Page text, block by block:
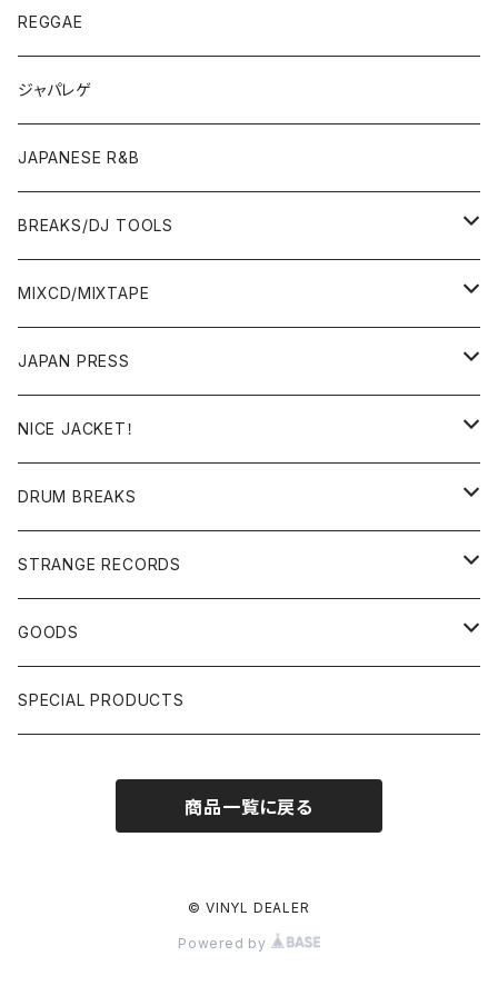
JAPANESE
OTHERS
7"/12"
JAPANESE
OTHERS
REGGAE
ジャパレゲ
JAPANESE R&B
BREAKS/DJ TOOLS
BREAKS/MEGAMIX/CUT UP
RE-EDIT/DJ TOOLS
MIXCD/MIXTAPE
MIXCD
日本語ラップ
JAPANESE DJ
MIXTAPE
JAPAN PRESS
LP(+ OBI)
7"/12"
NICE JACKET！
DONUTS 45
GIRLS
HIPHOP CLASSIC GALLERY
日本語ラップ CLASSIC GALLERY
DRUM BREAKS
US/UK/OTHERS
JAPANESE
STRANGE RECORDS
DRUM DRUM DRUM/KARAOKE
パチソン/AUDIO CHECK/LIBRARY
GOODS
BOOK
SPECIAL PRODUCTS
商品一覧に戻る
© VINYL DEALER
Powered by